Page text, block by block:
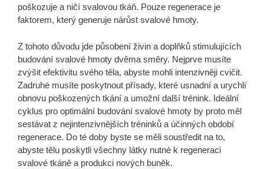
poškozuje a ničí svalovou tkáň. Pouze regenerace je
faktorem, který generuje nárůst svalové hmoty.
Z tohoto důvodu jde působení živin a doplňků stimulujících
budování svalové hmoty dvěma směry. Nejprve musíte
zvýšit efektivitu svého těla, abyste mohli intenzivněji cvičit.
Zadruhé musíte poskytnout přísady, které usnadní a urychlí
obnovu poškozených tkání a umožní další trénink. Ideální
cyklus pro optimální budování svalové hmoty by proto měl
sestávat z nejintenzivnějších tréninků a účinných období
regenerace. Do té doby byste se měli soustředit na to,
abyste tělu poskytli všechny látky nutné k regeneraci
svalové tkáně a produkci nových buněk.